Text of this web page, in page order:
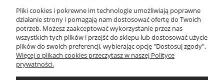
POMOC
ZASADY SPRZEDAŻY
MOJE KONTO
Pliki cookies i pokrewne im technologie umożliwiają poprawne
działanie strony i pomagają nam dostosować ofertę do Twoich
potrzeb. Możesz zaakceptować wykorzystanie przez nas
wszystkich tych plików i przejść do sklepu lub dostosować użycie
plików do swoich preferencji, wybierając opcję "Dostosuj zgody".
Więcej o plikach cookies przeczytasz w naszej Polityce
prywatności.